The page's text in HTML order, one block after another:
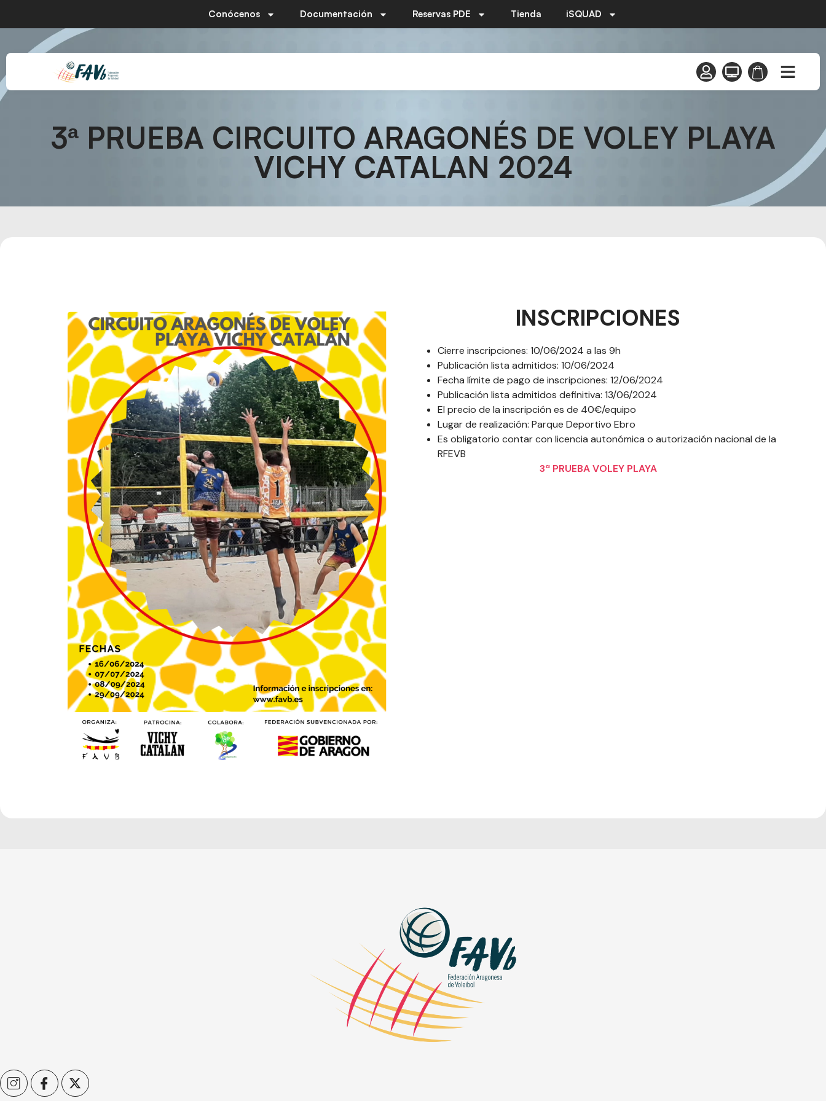
Conócenos Documentación Reservas PDE Tienda iSQUAD
3ª PRUEBA CIRCUITO ARAGONÉS DE VOLEY PLAYA
VICHY CATALAN 2024
INSCRIPCIONES
Cierre inscripciones: 10/06/2024 a las 9h
Publicación lista admitidos: 10/06/2024
Fecha límite de pago de inscripciones: 12/06/2024
Publicación lista admitidos definitiva: 13/06/2024
El precio de la inscripción es de 40€/equipo
Lugar de realización: Parque Deportivo Ebro
Es obligatorio contar con licencia autonómica o autorización nacional de la
RFEVB
3ª PRUEBA VOLEY PLAYA